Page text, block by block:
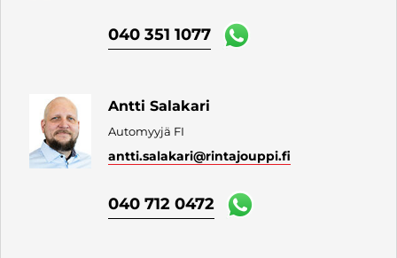
040 351 1077
Antti Salakari
Automyyjä FI
antti.salakari@rintajouppi.fi
040 712 0472